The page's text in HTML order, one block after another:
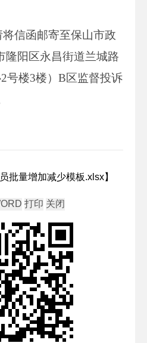
信函邮寄至保山市政
隆阳区永昌街道兰城路
号楼3楼）B区监督投诉
批量增加减少模板.xlsx】